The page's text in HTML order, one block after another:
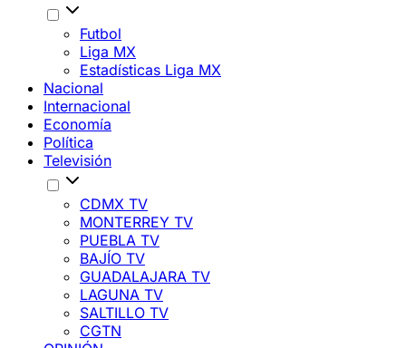
Futbol
Liga MX
Estadísticas Liga MX
Nacional
Internacional
Economía
Política
Televisión
CDMX TV
MONTERREY TV
PUEBLA TV
BAJÍO TV
GUADALAJARA TV
LAGUNA TV
SALTILLO TV
CGTN